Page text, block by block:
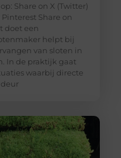
Share on X (Twitter)
Share on
doet een
helpt bij
van sloten in
In de praktijk gaat
waarbij directe